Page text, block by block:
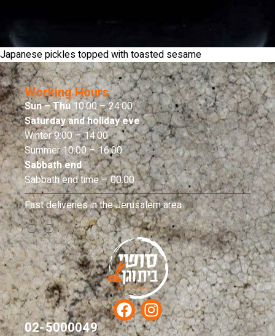
Japanese pickles topped with toasted sesame
Working Hours
Sun – Thu10:00 – 24:00
Saturday and holiday eve
Winter 9:00 – 14:00
Summer 10:00 – 16:00
Sabbath end
Sabbath end time – 00:00
Fast deliveries in the Jerusalem area
02-5000049